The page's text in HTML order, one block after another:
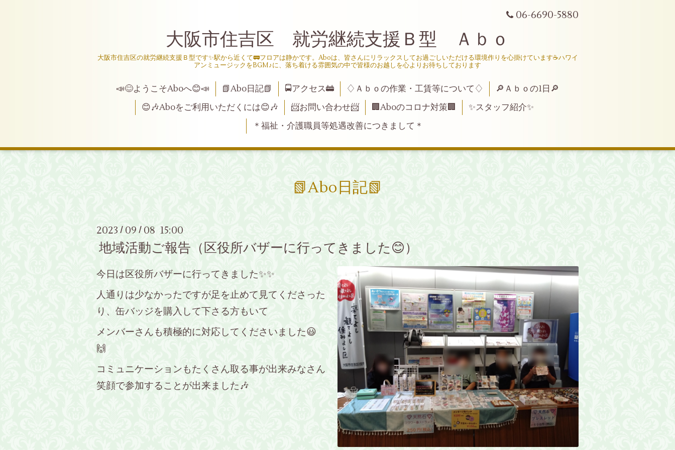
06-6690-5880
大阪市住吉区 就労継続支援Ｂ型 Ａｂｏ
大阪市住吉区の就労継続支援Ｂ型です✨駅から近くて🚃フロアは静かです。Aboは、皆さんにリラックスしてお過ごしいただける環境作りを心掛けています☕ハワイ
アンミュージックをBGM♪に、落ち着ける雰囲気の中で皆様のお越しを心よりお待ちしております
📣😊ようこそAboへ😊📣 📗Abo日記📗 🚍アクセス🚋 ♢Ａｂｏの作業・工賃等について♢
🔎Ａｂｏの1日🔎
😊🎶Aboをご利用いただくには😊🎶
📨お問い合わせ📨 🏢Aboのコロナ対策🏢
✨スタッフ紹介✨
＊福祉・介護職員等処遇改善につきまして＊
📗Abo日記📗
2023 / 09 / 08 15:00
地域活動ご報告（区役所バザーに行ってきました😊）
今日は区役所バザーに行ってきました✨✨
人通りは少なかったですが足を止めて見てくださった
り、缶バッジを購入して下さる方もいて
メンバーさんも積極的に対応してくださいました😃
🙌
コミュニケーションもたくさん取る事が出来みなさん
笑顔で参加することが出来ました🎶